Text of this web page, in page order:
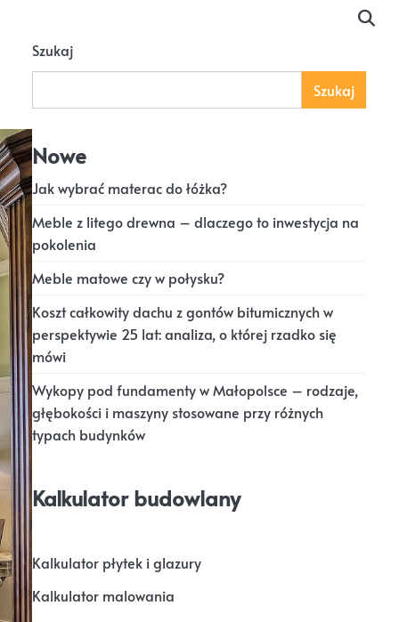
Szukaj
Szukaj
Nowe
Jak wybrać materac do łóżka?
Meble z litego drewna – dlaczego to inwestycja na
pokolenia
Meble matowe czy w połysku?
Koszt całkowity dachu z gontów bitumicznych w
perspektywie 25 lat: analiza, o której rzadko się
mówi
Wykopy pod fundamenty w Małopolsce – rodzaje,
głębokości i maszyny stosowane przy różnych
typach budynków
Kalkulator budowlany
Kalkulator płytek i glazury
Kalkulator malowania